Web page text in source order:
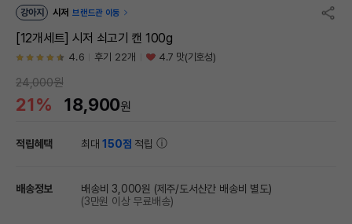
강아지 시저 브랜드관 이동
[12개세트] 시저 쇠고기 캔 100g
4.6 후기 22개 4.7 맛(기호성)
24,000원
21% 18,900원
적립혜택 최대150점 적립
배송정보 배송비 3,000원 (제주/도서산간 배송비 별도)
(3만원 이상 무료배송)